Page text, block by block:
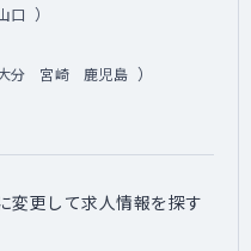
口 ）
分 宮崎 鹿児島 ）
変更して求人情報を探す